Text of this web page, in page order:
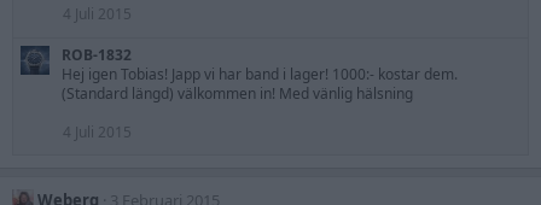
4 Juli 2015
ROB-1832
Hej igen Tobias! Japp vi har band i lager! 1000:- kostar dem.
(Standard längd) välkommen in! Med vänlig hälsning
4 Juli 2015
Weberg 3 Februari 2015